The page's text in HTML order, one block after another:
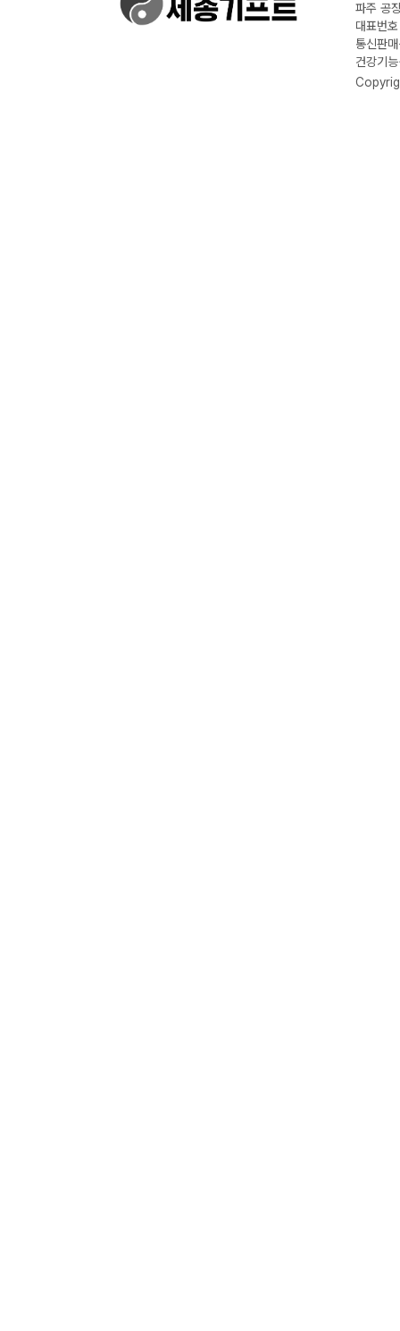
파주 공
대표번
통신판
건강기